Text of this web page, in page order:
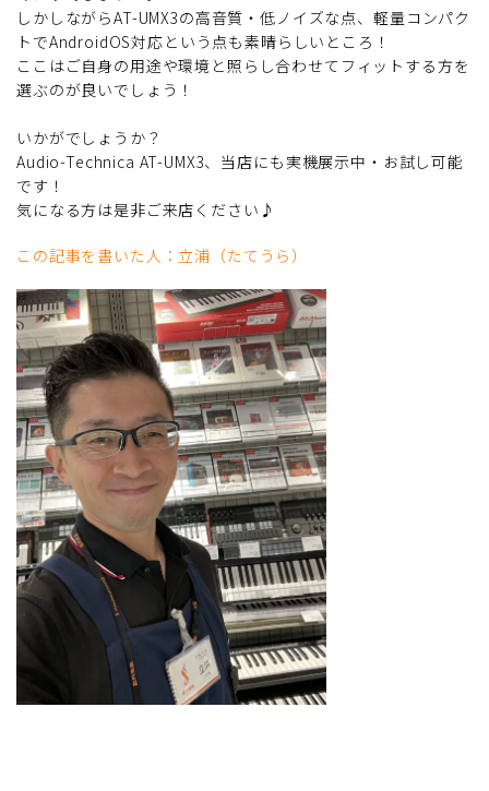
しかしながらAT-UMX3の高音質・低ノイズな点、軽量コンパク
トでAndroidOS対応という点も素晴らしいところ！
ここはご自身の用途や環境と照らし合わせてフィットする方を
選ぶのが良いでしょう！
いかがでしょうか？
Audio-Technica AT-UMX3、当店にも実機展示中・お試し可能
です！
気になる方は是非ご来店ください♪
この記事を書いた人：立浦（たてうら）